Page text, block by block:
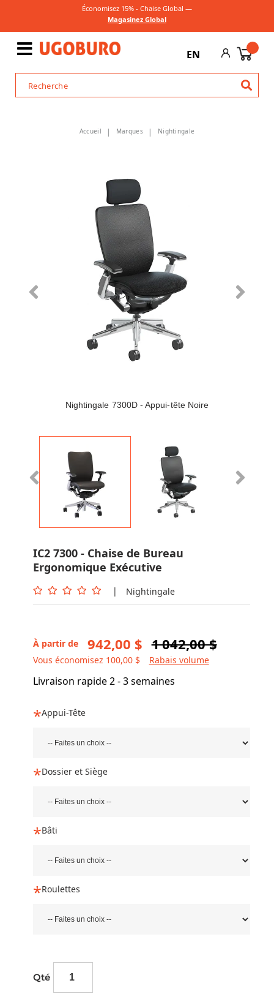
Économisez 15% - Chaise Global —
Magasinez Global
EN
Accueil Marques Nightingale
Nightingale 7300D - Appui-tête Noire
IC2 7300 - Chaise de Bureau
Ergonomique Exécutive
| Nightingale
À partir de 942,00 $ 1 042,00 $
Vous économisez 100,00 $ Rabais volume
Livraison rapide 2 - 3 semaines
Appui-Tête
Dossier et Siège
Bâti
Roulettes
Qté